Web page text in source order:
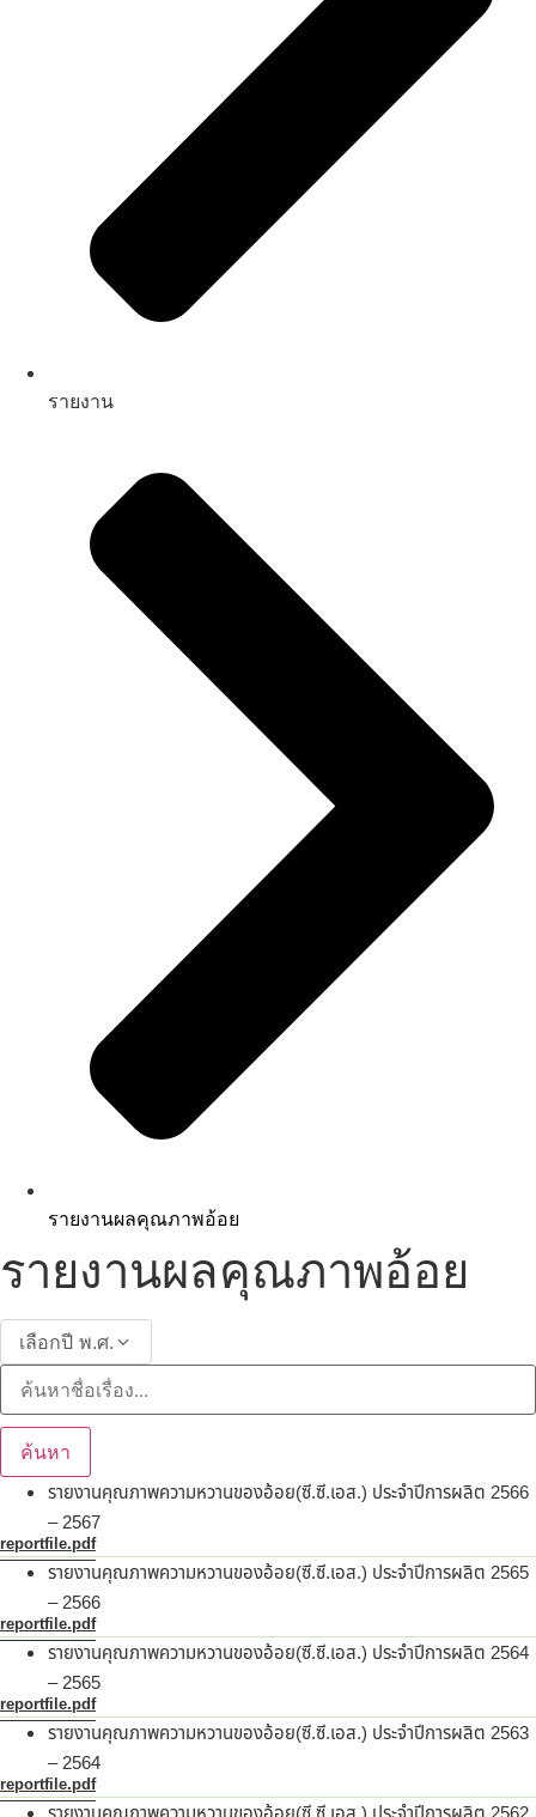
รายงาน
รายงานผลคุณภาพอ้อย
รายงานผลคุณภาพอ้อย
เลือกปี พ.ศ.
ค้นหา
รายงานคุณภาพความหวานของอ้อย(ซี.ซี.เอส.) ประจำปีการผลิต 2566
– 2567
reportfile.pdf
รายงานคุณภาพความหวานของอ้อย(ซี.ซี.เอส.) ประจำปีการผลิต 2565
– 2566
reportfile.pdf
รายงานคุณภาพความหวานของอ้อย(ซี.ซี.เอส.) ประจำปีการผลิต 2564
– 2565
reportfile.pdf
รายงานคุณภาพความหวานของอ้อย(ซี.ซี.เอส.) ประจำปีการผลิต 2563
– 2564
reportfile.pdf